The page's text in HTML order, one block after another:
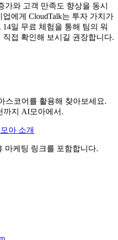
가와 고객 만족도 향상을 동시
에게 CloudTalk는 투자 가치가
일 무료 체험을 통해 팀의 워
접 확인해 보시길 권장합니다.
스코어를 활용해 찾아보세요.
까지 AI모아에서.
아 소개
마케팅 링크를 포함합니다.